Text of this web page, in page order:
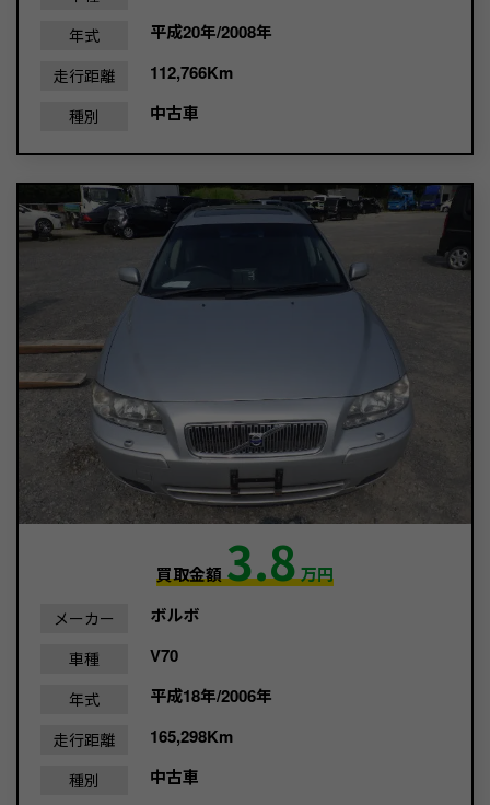
年式 平成20年/2008年
走行距離 112,766Km
種別 中古車
買取金額3.8万円
メーカー ボルボ
車種 V70
年式 平成18年/2006年
走行距離 165,298Km
種別 中古車